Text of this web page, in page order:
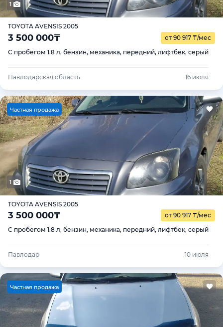
1
TOYOTA AVENSIS 2005
3 500 000₸ от 90 917 ₸/мес
С пробегом 1.8 л, бензин, механика, передний, лифтбек, серый
Павлодарская область 16 июля
Частная продажа
1
TOYOTA AVENSIS 2005
3 500 000₸ от 90 917 ₸/мес
С пробегом 1.8 л, бензин, механика, передний, лифтбек, серый
Павлодар 10 июля
Частная продажа